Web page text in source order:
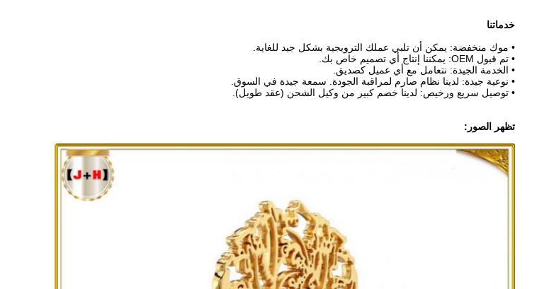
خدماتنا
• موك منخفضة: يمكن أن تلبي عملك الترويجية بشكل جيد للغاية.
• تم قبول OEM: يمكننا إنتاج أي تصميم خاص بك.
• الخدمة الجيدة: نتعامل مع أي عميل كصديق.
• نوعية جيدة: لدينا نظام صارم لمراقبة الجودة. سمعة جيدة في السوق.
• توصيل سريع ورخيص: لدينا خصم كبير من وكيل الشحن (عقد طويل).
تظهر الصور: